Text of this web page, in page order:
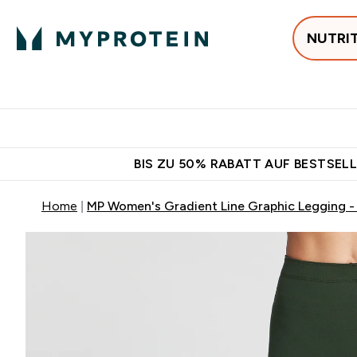
BIS ZU 50% RABATT AUF
Home MP Women's Gradient Line Graphic Legging